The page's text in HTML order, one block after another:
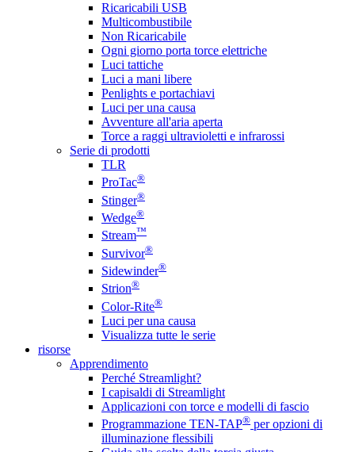
Ricaricabili USB
Multicombustibile
Non Ricaricabile
Ogni giorno porta torce elettriche
Luci tattiche
Luci a mani libere
Penlights e portachiavi
Luci per una causa
Avventure all'aria aperta
Torce a raggi ultravioletti e infrarossi
Serie di prodotti
TLR
ProTac®
Stinger®
Wedge®
Stream™
Survivor®
Sidewinder®
Strion®
Color-Rite®
Luci per una causa
Visualizza tutte le serie
risorse
Apprendimento
Perché Streamlight?
I capisaldi di Streamlight
Applicazioni con torce e modelli di fascio
Programmazione TEN-TAP® per opzioni di
illuminazione flessibili